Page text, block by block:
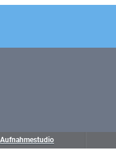
Aufnahmestudio